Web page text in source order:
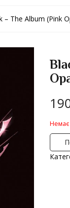
– The Album (Pink
Немає